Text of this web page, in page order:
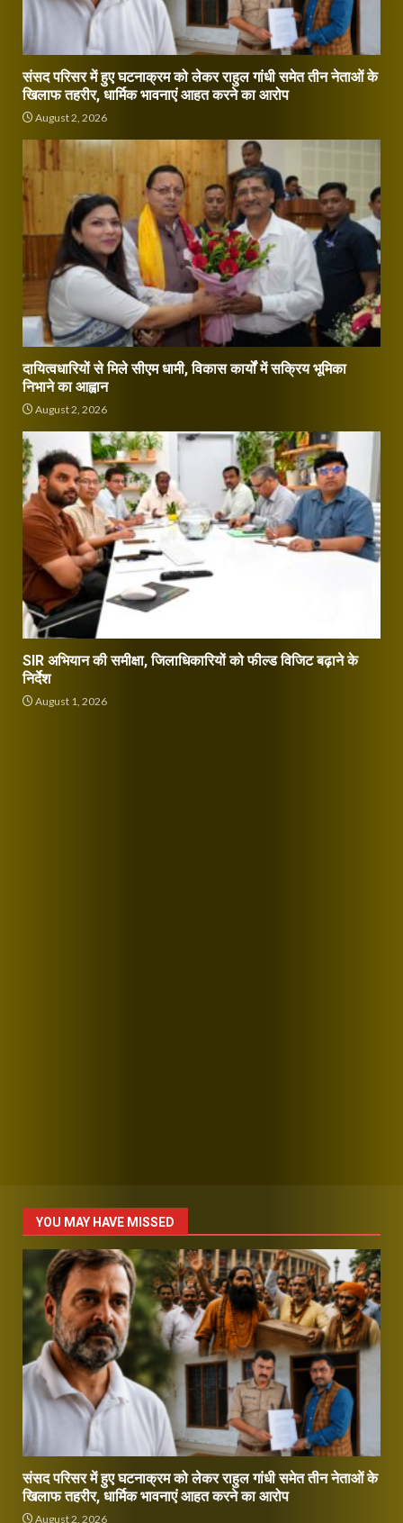
संसद परिसर में हुए घटनाक्रम को लेकर राहुल गांधी समेत तीन नेताओं के
खिलाफ तहरीर, धार्मिक भावनाएं आहत करने का आरोप
August 2, 2026
दायित्वधारियों से मिले सीएम धामी, विकास कार्यों में सक्रिय भूमिका
निभाने का आह्वान
August 2, 2026
SIR अभियान की समीक्षा, जिलाधिकारियों को फील्ड विजिट बढ़ाने के
निर्देश
August 1, 2026
YOU MAY HAVE MISSED
संसद परिसर में हुए घटनाक्रम को लेकर राहुल गांधी समेत तीन नेताओं के
खिलाफ तहरीर, धार्मिक भावनाएं आहत करने का आरोप
August 2, 2026